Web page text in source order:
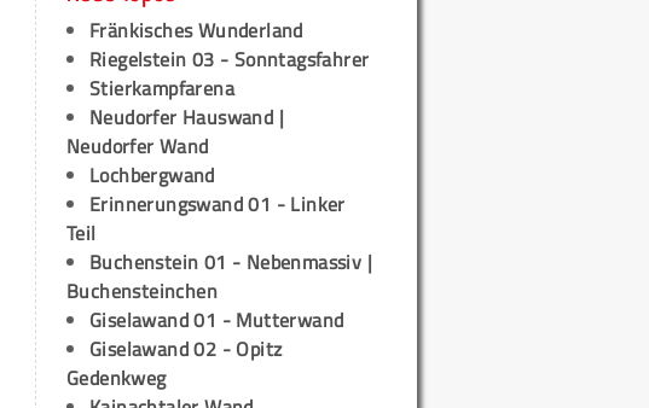
Fränkisches Wunderland
Riegelstein 03 - Sonntagsfahrer
Stierkampfarena
Neudorfer Hauswand |
Neudorfer Wand
Lochbergwand
Erinnerungswand 01 - Linker
Teil
Buchenstein 01 - Nebenmassiv |
Buchensteinchen
Giselawand 01 - Mutterwand
Giselawand 02 - Opitz
Gedenkweg